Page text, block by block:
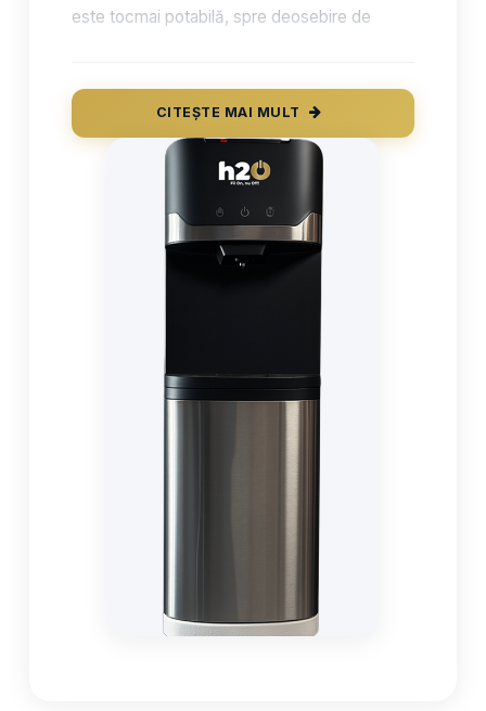
este tocmai potabilă, spre deosebire de
oferită gratuit în restaurante. Astfel, cel mai
bun mod în care poți beneficia de o hidratare
corespunzătoare, fără să-ți periclitezi în
niciun fel sănătatea, este să comanzi un
dozator de apă cu bidon de 19 litri
CITEȘTE MAI MULT